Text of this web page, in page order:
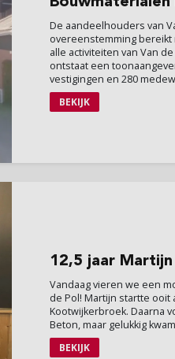
De aandeelhouders van
overeenstemming bereikt
alle activiteiten van Van
ontstaat een
vestigingen en 280
BEKIJK
12,5 jaar Martijn
Vandaag vieren we een
de Pol! Martijn startte
Kootwijkerbroek. Daarna
Beton, maar gelukkig
BEKIJK